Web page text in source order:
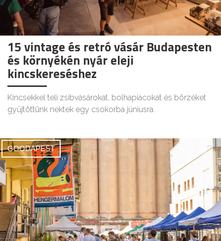
15 vintage és retró vásár Budapesten
és környékén nyár eleji
kincskereséshez
Kincsekkel teli zsibvásárokat, bolhapiacokat és börzéket
gyűjtöttünk nektek egy csokorba júniusra.
GOODAPEST